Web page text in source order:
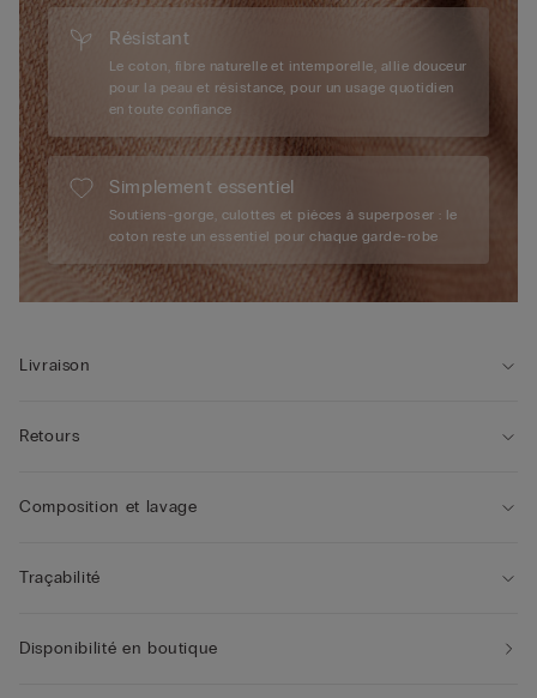
Résistant
Le coton, fibre naturelle et intemporelle, allie douceur
pour la peau et résistance, pour un usage quotidien
en toute confiance
Simplement essentiel
Soutiens-gorge, culottes et pièces à superposer : le
coton reste un essentiel pour chaque garde-robe
Livraison
Retours
Composition et lavage
Traçabilité
Disponibilité en boutique